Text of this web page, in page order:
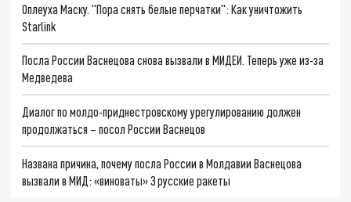
Оплеуха Маску. "Пора снять белые перчатки": Как уничтожить
Starlink
Посла России Васнецова снова вызвали в МИДЕИ. Теперь уже из-за
Медведева
Диалог по молдо-приднестровскому урегулированию должен
продолжаться – посол России Васнецов
Названа причина, почему посла России в Молдавии Васнецова
вызвали в МИД: «виноваты» 3 русские ракеты